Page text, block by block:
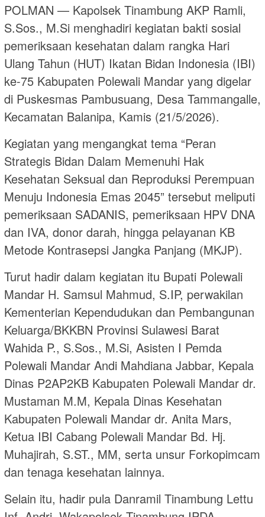
POLMAN — Kapolsek Tinambung AKP Ramli,
S.Sos., M.Si menghadiri kegiatan bakti sosial
pemeriksaan kesehatan dalam rangka Hari
Ulang Tahun (HUT) Ikatan Bidan Indonesia (IBI)
ke-75 Kabupaten Polewali Mandar yang digelar
di Puskesmas Pambusuang, Desa Tammangalle,
Kecamatan Balanipa, Kamis (21/5/2026).
Kegiatan yang mengangkat tema “Peran
Strategis Bidan Dalam Memenuhi Hak
Kesehatan Seksual dan Reproduksi Perempuan
Menuju Indonesia Emas 2045” tersebut meliputi
pemeriksaan SADANIS, pemeriksaan HPV DNA
dan IVA, donor darah, hingga pelayanan KB
Metode Kontrasepsi Jangka Panjang (MKJP).
Turut hadir dalam kegiatan itu Bupati Polewali
Mandar H. Samsul Mahmud, S.IP, perwakilan
Kementerian Kependudukan dan Pembangunan
Keluarga/BKKBN Provinsi Sulawesi Barat
Wahida P., S.Sos., M.Si, Asisten I Pemda
Polewali Mandar Andi Mahdiana Jabbar, Kepala
Dinas P2AP2KB Kabupaten Polewali Mandar dr.
Mustaman M.M, Kepala Dinas Kesehatan
Kabupaten Polewali Mandar dr. Anita Mars,
Ketua IBI Cabang Polewali Mandar Bd. Hj.
Muhajirah, S.ST., MM, serta unsur Forkopimcam
dan tenaga kesehatan lainnya.
Selain itu, hadir pula Danramil Tinambung Lettu